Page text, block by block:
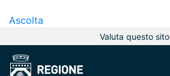
Ascolta
Valuta questo sito